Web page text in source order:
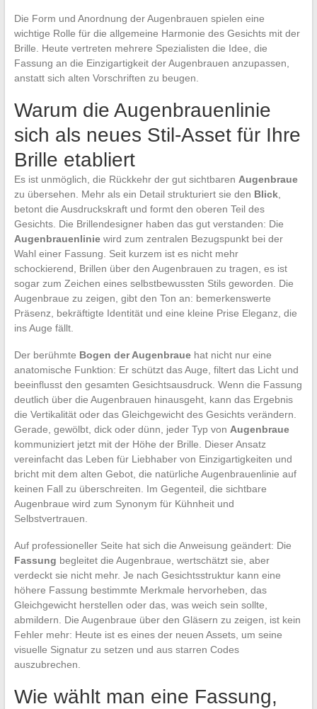
Die Form und Anordnung der Augenbrauen spielen eine
wichtige Rolle für die allgemeine Harmonie des Gesichts mit der
Brille. Heute vertreten mehrere Spezialisten die Idee, die
Fassung an die Einzigartigkeit der Augenbrauen anzupassen,
anstatt sich alten Vorschriften zu beugen.
Warum die Augenbrauenlinie
sich als neues Stil-Asset für Ihre
Brille etabliert
Es ist unmöglich, die Rückkehr der gut sichtbaren Augenbraue
zu übersehen. Mehr als ein Detail strukturiert sie den Blick,
betont die Ausdruckskraft und formt den oberen Teil des
Gesichts. Die Brillendesigner haben das gut verstanden: Die
Augenbrauenliniewird zum zentralen Bezugspunkt bei der
Wahl einer Fassung. Seit kurzem ist es nicht mehr
schockierend, Brillen über den Augenbrauen zu tragen, es ist
sogar zum Zeichen eines selbstbewussten Stils geworden. Die
Augenbraue zu zeigen, gibt den Ton an: bemerkenswerte
Präsenz, bekräftigte Identität und eine kleine Prise Eleganz, die
ins Auge fällt.
Der berühmte Bogen der Augenbrauehat nicht nur eine
anatomische Funktion: Er schützt das Auge, filtert das Licht und
beeinflusst den gesamten Gesichtsausdruck. Wenn die Fassung
deutlich über die Augenbrauen hinausgeht, kann das Ergebnis
die Vertikalität oder das Gleichgewicht des Gesichts verändern.
Gerade, gewölbt, dick oder dünn, jeder Typ von Augenbraue
kommuniziert jetzt mit der Höhe der Brille. Dieser Ansatz
vereinfacht das Leben für Liebhaber von Einzigartigkeiten und
bricht mit dem alten Gebot, die natürliche Augenbrauenlinie auf
keinen Fall zu überschreiten. Im Gegenteil, die sichtbare
Augenbraue wird zum Synonym für Kühnheit und
Selbstvertrauen.
Auf professioneller Seite hat sich die Anweisung geändert: Die
Fassung begleitet die Augenbraue, wertschätzt sie, aber
verdeckt sie nicht mehr. Je nach Gesichtsstruktur kann eine
höhere Fassung bestimmte Merkmale hervorheben, das
Gleichgewicht herstellen oder das, was weich sein sollte,
abmildern. Die Augenbraue über den Gläsern zu zeigen, ist kein
Fehler mehr: Heute ist es eines der neuen Assets, um seine
visuelle Signatur zu setzen und aus starren Codes
auszubrechen.
Wie wählt man eine Fassung,